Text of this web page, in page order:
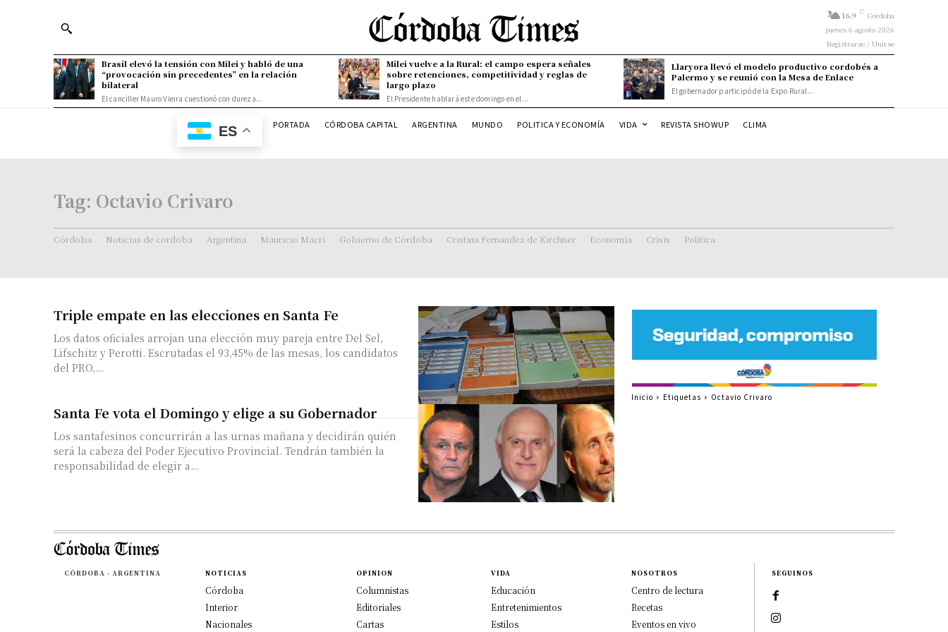
16.9 C Córdoba
jueves 6 agosto 2026
Registrarse / Unirse
Brasil elevó la tensión con Milei y habló de una
“provocación sin precedentes” en la relación
bilateral
El canciller Mauro Vieira cuestionó con dureza...
Milei vuelve a la Rural: el campo espera señales
sobre retenciones, competitividad y reglas de
largo plazo
El Presidente hablará este domingo en el...
Llaryora llevó el modelo productivo cordobés a
Palermo y se reunió con la Mesa de Enlace
El gobernador participó de la Expo Rural...
ES PORTADA CÓRDOBA CAPITAL ARGENTINA MUNDO POLITICA Y ECONOMÍA VIDA REVISTA SHOWUP CLIMA
Tag: Octavio Crivaro
Córdoba Noticias de cordoba Argentina Mauricio Macri Gobierno de Córdoba Cristina Fernandez de Kirchner Economía Crisis Politica
Triple empate en las elecciones en Santa Fe
Los datos oficiales arrojan una elección muy pareja entre Del Sel,
Lifschitz y Perotti. Escrutadas el 93,45% de las mesas, los candidatos
del PRO,...
Santa Fe vota el Domingo y elige a su Gobernador
Los santafesinos concurrirán a las urnas mañana y decidirán quién
será la cabeza del Poder Ejecutivo Provincial. Tendrán también la
responsabilidad de elegir a...
Inicio Etiquetas Octavio Crivaro
CÓRDOBA - ARGENTINA NOTICIAS
Córdoba
Interior
Nacionales
OPINION
Columnistas
Editoriales
Cartas
VIDA
Educación
Entretenimientos
Estilos
NOSOTROS
Centro de lectura
Recetas
Eventos en vivo
SEGUINOS